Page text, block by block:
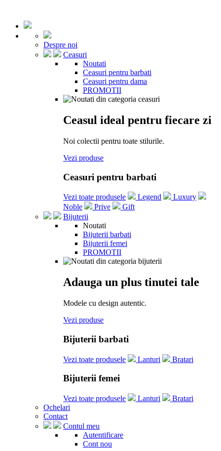
Despre noi
Ceasuri
Noutati
Ceasuri pentru barbati
Ceasuri pentru dama
PROMOTII
Ceasul ideal pentru fiecare zi
Noi colectii pentru toate stilurile.
Vezi produse
Ceasuri pentru barbati
Vezi toate produsele Legend
Luxury
Noble
Prive
Gift
Bijuterii
Noutati
Bijuterii barbati
Bijuterii femei
PROMOTII
Adauga un plus tinutei tale
Modele cu design autentic.
Vezi produse
Bijuterii barbati
Vezi toate produsele Lanturi Bratari
Bijuterii femei
Vezi toate produsele Lanturi
Bratari
Ochelari
Contact
Contul meu
Autentificare
Cont nou